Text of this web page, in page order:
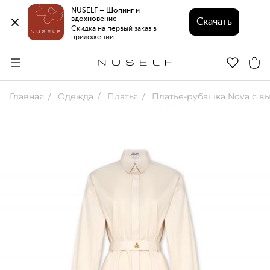
NUSELF – Шопинг и
вдохновение
Скидка на первый заказ в
приложении!
Скачать
Главная Одежда Платья Платье-рубашка Nova с